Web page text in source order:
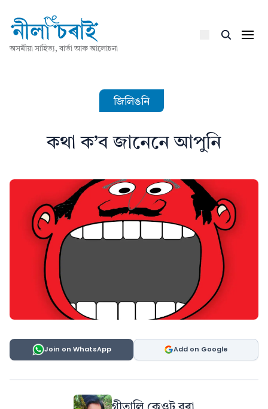
অসমীয়া সাহিত্য, বাৰ্তা আৰু আলোচনা
জিলিঙনি
কথা ক’ব জানেনে আপুনি
Join on WhatsApp Add on Google